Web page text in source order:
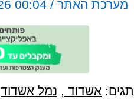
מערכת האתר / 00:04 06.07.26
תגים: אשדוד , נמל אשדוד